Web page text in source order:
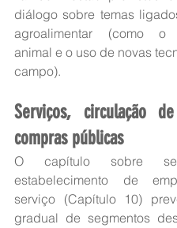
diálogo sobre temas
agroalimentar (como o
animal e o uso de novas
campo).
Serviços, circulação
compras públicas
O capítulo sobre
estabelecimento de
serviço (Capítulo 10)
gradual de segmentos